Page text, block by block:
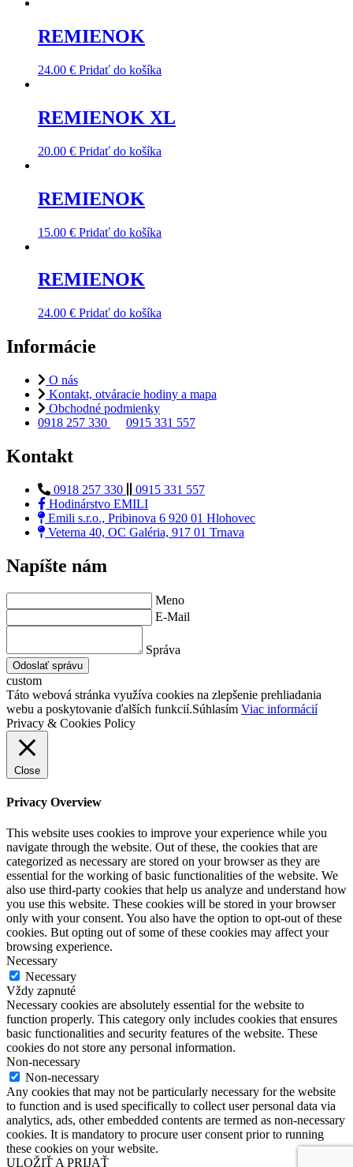
REMIENOK
24.00 € Pridať do košíka
REMIENOK XL
20.00 € Pridať do košíka
REMIENOK
15.00 € Pridať do košíka
REMIENOK
24.00 € Pridať do košíka
Informácie
O nás
Kontakt, otváracie hodiny a mapa
Obchodné podmienky
0918 257 330
0915 331 557
Kontakt
0918 257 330
0915 331 557
Hodinárstvo EMILI
Emili s.r.o., Pribinova 6 920 01 Hlohovec
Veterna 40, OC Galéria, 917 01 Trnava
Napíšte nám
Meno
E-Mail
Správa
Odoslať správu
custom
Táto webová stránka využíva cookies na zlepšenie prehliadania
webu a poskytovanie ďalších funkcií.Súhlasím Viac informácií
Privacy & Cookies Policy
Close
Privacy Overview
This website uses cookies to improve your experience while you
navigate through the website. Out of these, the cookies that are
categorized as necessary are stored on your browser as they are
essential for the working of basic functionalities of the website. We
also use third-party cookies that help us analyze and understand how
you use this website. These cookies will be stored in your browser
only with your consent. You also have the option to opt-out of these
cookies. But opting out of some of these cookies may affect your
browsing experience.
Necessary
Necessary
Vždy zapnuté
Necessary cookies are absolutely essential for the website to
function properly. This category only includes cookies that ensures
basic functionalities and security features of the website. These
cookies do not store any personal information.
Non-necessary
Non-necessary
Any cookies that may not be particularly necessary for the website
to function and is used specifically to collect user personal data via
analytics, ads, other embedded contents are termed as non-necessary
cookies. It is mandatory to procure user consent prior to running
these cookies on your website.
ULOŽIŤ A PRIJAŤ